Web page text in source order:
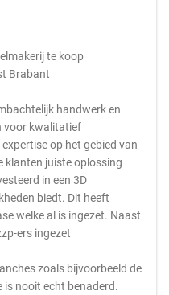
te koop
Brabant
handwerk en
voor kwalitatief
op het gebied van
klanten juiste oplossing
in een 3D
biedt. Dit heeft
welke al is ingezet. Naast
ers ingezet
zoals bijvoorbeeld de
nooit echt benaderd.